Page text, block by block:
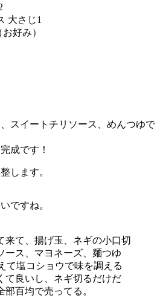
大さじ1
好み）
スイートチリソース、めんつゆで
成です！
します。
ですね。
来て、揚げ玉、ネギの小口切
ース、マヨネーズ、麺つゆ
て塩コショウで味を調える
て良いし、ネギ切るだけだ
部百均で売ってる。